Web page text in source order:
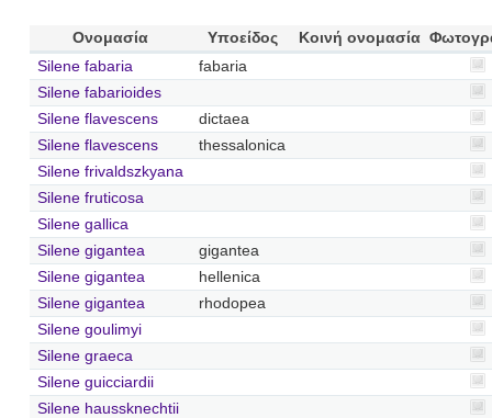
Ονομασία Υποείδος Κοινή ονομασία
Silene fabaria
fabaria
Silene fabarioides
Silene flavescens
dictaea
Silene flavescens
thessalonica
Silene frivaldszkyana
Silene fruticosa
Silene gallica
Silene gigantea
gigantea
Silene gigantea
hellenica
Silene gigantea
rhodopea
Silene goulimyi
Silene graeca
Silene guicciardii
Silene haussknechtii